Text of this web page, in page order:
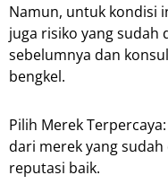
Namun, untuk kondisi
juga risiko yang sudah
sebelumnya dan
bengkel.
Pilih Merek
dari merek yang
reputasi baik.